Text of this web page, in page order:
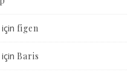
için figen
için Baris